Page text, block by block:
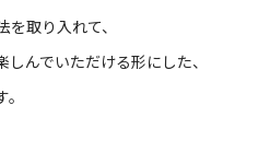
取り入れて、
んでいただける形にした、